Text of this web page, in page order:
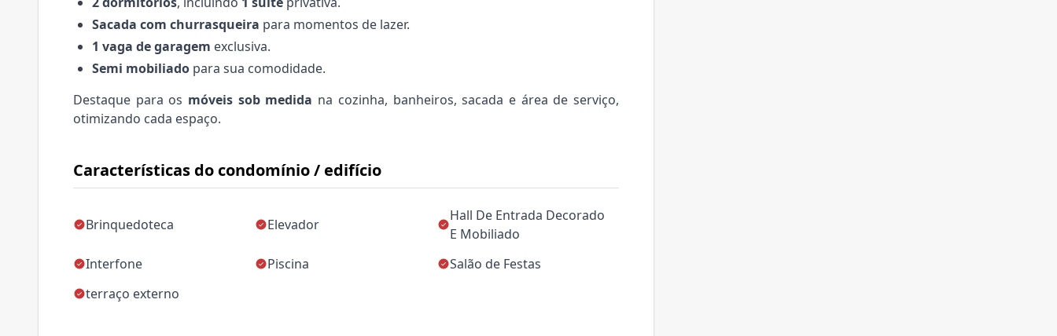
Características do condomínio / edifício
Brinquedoteca Elevador
Hall De Entrada Decorado
E Mobiliado
Interfone
Piscina
Salão de Festas
terraço externo
Sacada com churrasqueira para momentos de lazer.
1 vaga de garagem exclusiva.
Semi mobiliado para sua comodidade.
Destaque para os móveis sob medida na cozinha, banheiros, sacada e área de serviço,
otimizando cada espaço.